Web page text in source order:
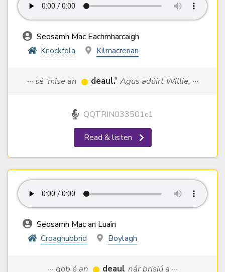
Seosamh Mac Eachmharcaigh
Knockfola
Kilmacrenan
··· sé ‘mise an deaul.’ Agus adúirt Willie, ···
QQTRIN033501c1
Read & listen
Seosamh Mac an Luain
Croaghubbrid
Boylagh
··· gob é an deaul nár brisiú a ···